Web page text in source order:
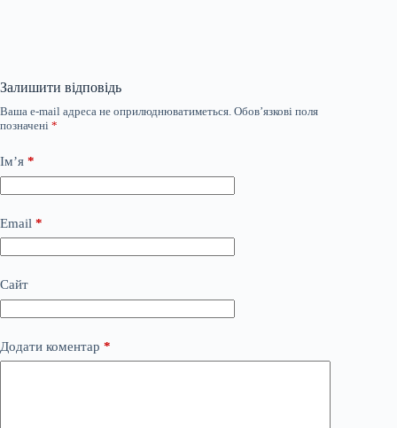
Залишити відповідь
Ваша e-mail адреса не оприлюднюватиметься. Обов’язкові поля
позначені *
Ім’я *
Email *
Сайт
Додати коментар *